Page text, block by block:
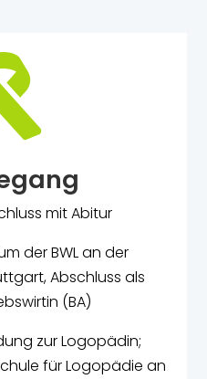
mit Abitur
der BWL an der
Abschluss als
(BA)
zur Logopädin;
für Logopädie an